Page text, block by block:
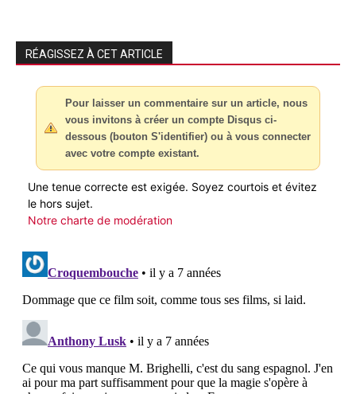
RÉAGISSEZ À CET ARTICLE
Pour laisser un commentaire sur un article, nous
vous invitons à créer un compte Disqus ci-
dessous (bouton S'identifier) ou à vous connecter
avec votre compte existant.
Une tenue correcte est exigée. Soyez courtois et évitez
le hors sujet.
Notre charte de modération